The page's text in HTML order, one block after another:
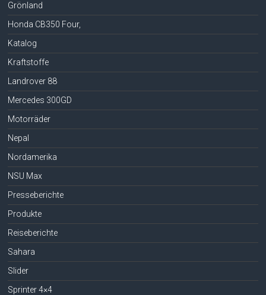
Grönland
Honda CB350 Four,
Katalog
Kraftstoffe
Landrover 88
Mercedes 300GD
Motorräder
Nepal
Nordamerika
NSU Max
Presseberichte
Produkte
Reiseberichte
Sahara
Slider
Sprinter 4×4